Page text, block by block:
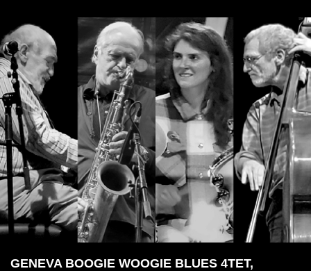
GENEVA BOOGIE WOOGIE BLUES 4TET,